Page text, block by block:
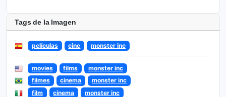
Tags de la Imagen
películas cine monster inc
movies films
monster inc
filmes
cinema
monster inc
film
cinema
monster inc